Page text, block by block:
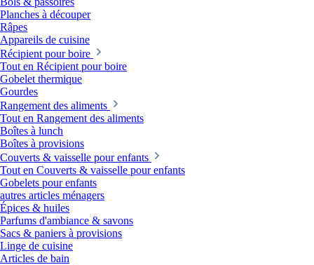
Planches à découper
Râpes
Appareils de cuisine
Récipient pour boire
Tout en Récipient pour boire
Gobelet thermique
Gourdes
Rangement des aliments
Tout en Rangement des aliments
Boîtes à lunch
Boîtes à provisions
Couverts & vaisselle pour enfants
Tout en Couverts & vaisselle pour enfants
Gobelets pour enfants
autres articles ménagers
Épices & huiles
Parfums d'ambiance & savons
Sacs & paniers à provisions
Linge de cuisine
Articles de bain